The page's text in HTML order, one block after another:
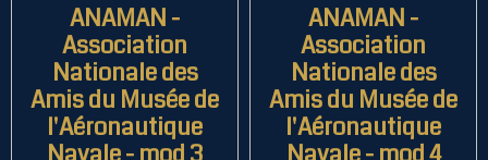
ANAMAN -
Association
Nationale des
Amis du Musée de
l'Aéronautique
ANAMAN -
Association
Nationale des
Amis du Musée de
l'Aéronautique